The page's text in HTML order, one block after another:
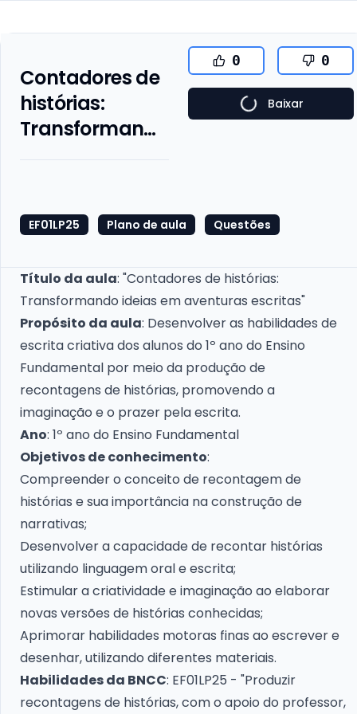
Contadores de
histórias:
Transformando
0 0
Baixar
EF01LP25 Plano de aula Questões
Título da aula: "Contadores de histórias:
Transformando ideias em aventuras escritas"
Propósito da aula: Desenvolver as habilidades de
escrita criativa dos alunos do 1º ano do Ensino
Fundamental por meio da produção de
recontagens de histórias, promovendo a
imaginação e o prazer pela escrita.
Ano: 1º ano do Ensino Fundamental
Objetivos de conhecimento:
Compreender o conceito de recontagem de
histórias e sua importância na construção de
narrativas;
Desenvolver a capacidade de recontar histórias
utilizando linguagem oral e escrita;
Estimular a criatividade e imaginação ao elaborar
novas versões de histórias conhecidas;
Aprimorar habilidades motoras finas ao escrever e
desenhar, utilizando diferentes materiais.
Habilidades da BNCC: EF01LP25 - "Produzir
recontagens de histórias, com o apoio do professor,